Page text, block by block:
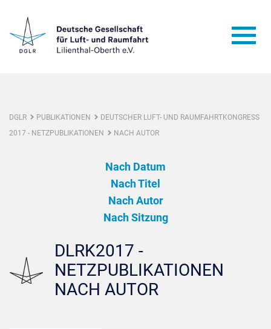
DGLR PUBLIKATIONEN
DEUTSCHER LUFT- UND RAUMFAHRTKONGRESS
2017 - NETZPUBLIKATIONEN
NACH AUTOR
Nach Datum
Nach Titel
Nach Autor
Nach Sitzung
DLRK2017 -
NETZPUBLIKATIONEN
NACH AUTOR